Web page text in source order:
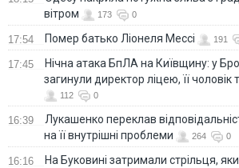
вітром
173 0
17:54 Помер батько Ліонеля Мессі 191
17:45
Нічна атака БпЛА на Київщину: у
загинули директор ліцею, її чоловік
112 0
16:39
Лукашенко переклав
на її внутрішні проблеми
264 0
16:16
На Буковині затримали стрільця,